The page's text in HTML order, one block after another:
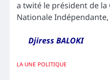
a twité le président de
Nationale
Djiress BALOKI
LA UNE POLITIQUE